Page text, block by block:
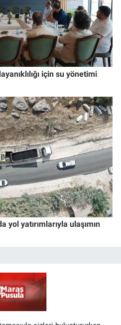
için su yönetimi
yol yatırımlarıyla ulaşımın